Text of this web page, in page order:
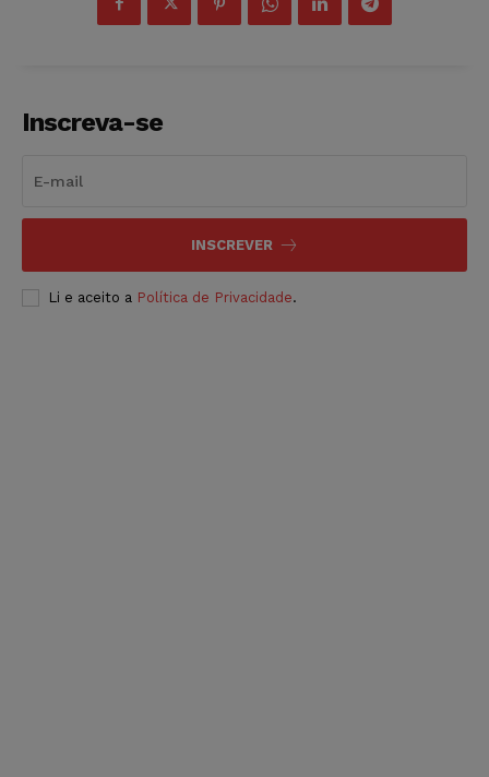
Inscreva-se
INSCREVER
Li e aceito a Política de Privacidade.